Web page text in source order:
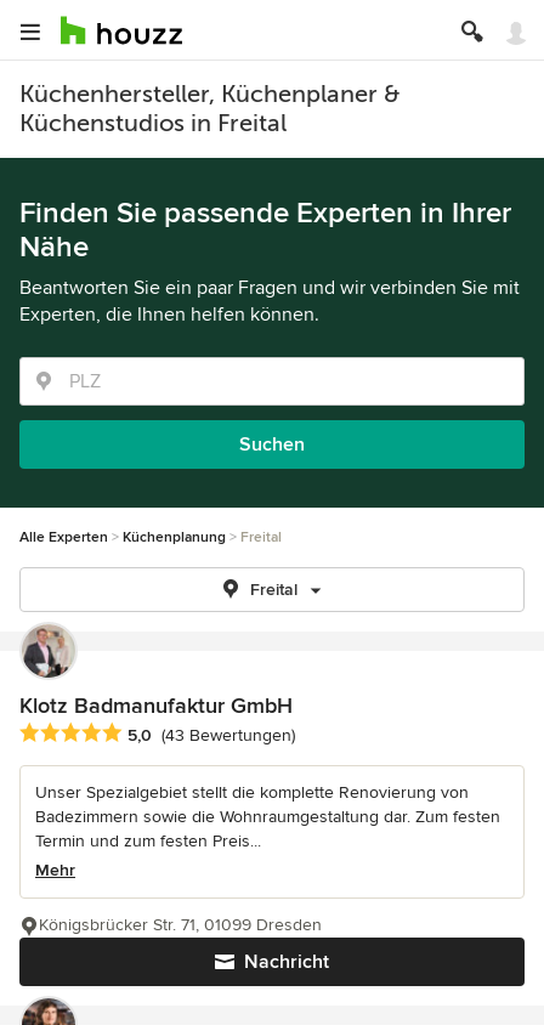
Küchenhersteller, Küchenplaner &
Küchenstudios in Freital
Finden Sie passende Experten in Ihrer
Nähe
Beantworten Sie ein paar Fragen und wir verbinden Sie mit
Experten, die Ihnen helfen können.
Suchen
Alle Experten Küchenplanung Freital
Freital
Klotz Badmanufaktur GmbH
Durchschnittliche Bewertung: 5 von 5 Sternen
5,0 (43 Bewertungen)
Unser Spezialgebiet stellt die komplette Renovierung von
Badezimmern sowie die Wohnraumgestaltung dar. Zum festen
Termin und zum festen Preis...
Mehr
Nachricht
Königsbrücker Str. 71, 01099 Dresden